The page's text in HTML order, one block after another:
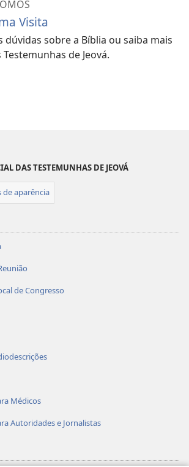
Visita
dúvidas sobre a Bíblia ou saiba mais
de Jeová.
DAS TESTEMUNHAS DE JEOVÁ
aparência
de Congresso
Médicos
Autoridades e Jornalistas